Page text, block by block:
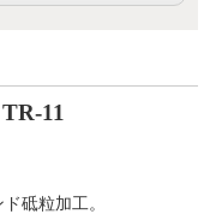
11
砥粒加工。